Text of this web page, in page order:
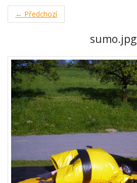
← Předchozí
sumo.jpg